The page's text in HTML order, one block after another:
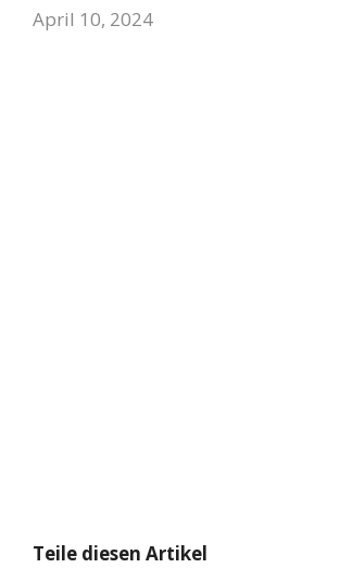
April 10, 2024
Teile diesen Artikel